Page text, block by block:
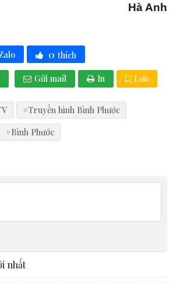
Hà Anh
0 thích
Gửi mail In Lưu
#Truyền hình Bình Phước
#Bình Phước
nhất